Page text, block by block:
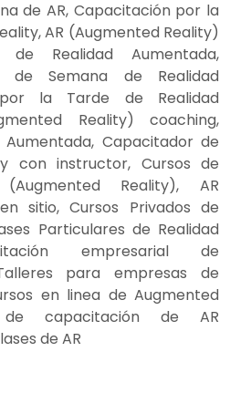
de AR, Capacitación por la
AR (Augmented Reality)
Realidad Aumentada,
de Semana de Realidad
la Tarde de Realidad
Reality) coaching,
Capacitador de
con instructor, Cursos de
Reality), AR
sitio, Cursos Privados de
Particulares de Realidad
empresarial de
para empresas de
en linea de Augmented
de capacitación de AR
de AR